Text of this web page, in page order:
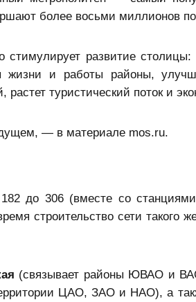
более восьми миллионов
развитие
и работы районы,
растет туристический поток и
— в материале mos.ru.
до 306 (вместе со
строительство сети такого
(связывает районы ЮВАО и
ЦАО, ЗАО и НАО), а